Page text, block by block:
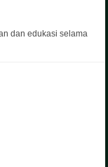
dan edukasi selama